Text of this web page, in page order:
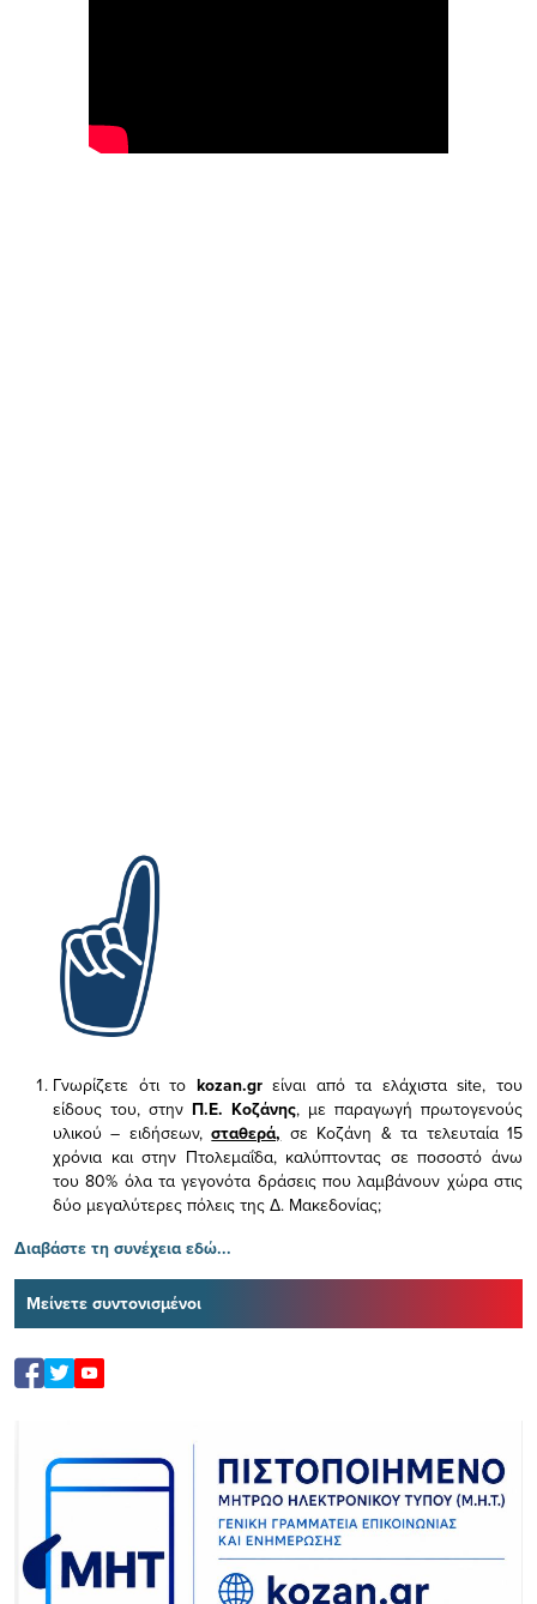
Γνωρίζετε ότι το kozan.gr είναι από τα ελάχισταsite, του
είδους του, στην Π.Ε. Κοζάνης, με παραγωγή πρωτογενούς
υλικού – ειδήσεων,σταθερά, σε Κοζάνη & τα τελευταία 15
χρόνια και στην Πτολεμαΐδα, καλύπτοντας σε ποσοστό άνω
του 80% όλα τα γεγονότα δράσεις που λαμβάνουν χώρα στις
δύο μεγαλύτερες πόλεις της Δ. Μακεδονίας;
Διαβάστε τη συνέχεια εδώ...
Μείνετε συντονισμένοι